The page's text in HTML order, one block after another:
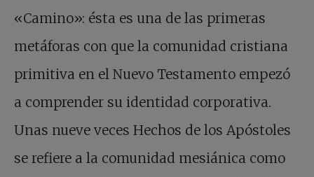
«Camino»: ésta es una de las primeras
metáforas con que la comunidad cristiana
primitiva en el Nuevo Testamento empezó
a comprender su identidad corporativa.
Unas nueve veces Hechos de los Apóstoles
se refiere a la comunidad mesiánica como